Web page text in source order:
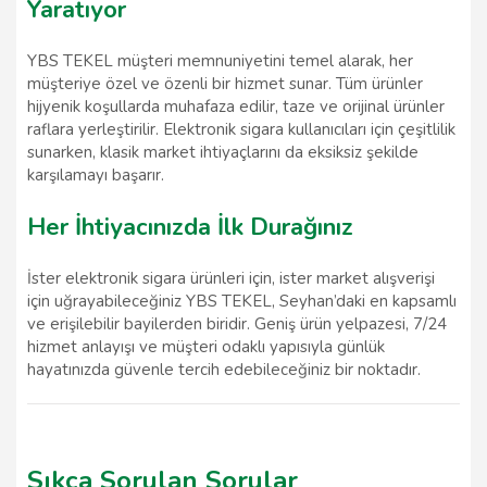
Yaratıyor
YBS TEKEL müşteri memnuniyetini temel alarak, her
müşteriye özel ve özenli bir hizmet sunar. Tüm ürünler
hijyenik koşullarda muhafaza edilir, taze ve orijinal ürünler
raflara yerleştirilir. Elektronik sigara kullanıcıları için çeşitlilik
sunarken, klasik market ihtiyaçlarını da eksiksiz şekilde
karşılamayı başarır.
Her İhtiyacınızda İlk Durağınız
İster elektronik sigara ürünleri için, ister market alışverişi
için uğrayabileceğiniz YBS TEKEL, Seyhan’daki en kapsamlı
ve erişilebilir bayilerden biridir. Geniş ürün yelpazesi, 7/24
hizmet anlayışı ve müşteri odaklı yapısıyla günlük
hayatınızda güvenle tercih edebileceğiniz bir noktadır.